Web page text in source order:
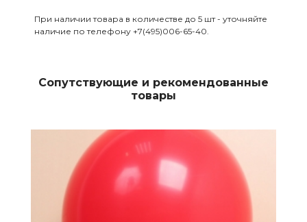
При наличии товара в количестве до 5 шт - уточняйте
наличие по телефону +7(495)006-65-40.
Сопутствующие и рекомендованные
товары